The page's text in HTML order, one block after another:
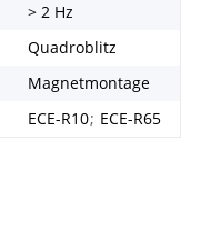
> 2 Hz
Quadroblitz
Magnetmontage
ECE-R10; ECE-R65